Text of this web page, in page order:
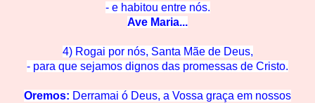
- e habitou entre nós.
Ave Maria...
4) Rogai por nós, Santa Mãe de Deus,
- para que sejamos dignos das promessas de Cristo.
Oremos: Derramai ó Deus, a Vossa graça em nossos